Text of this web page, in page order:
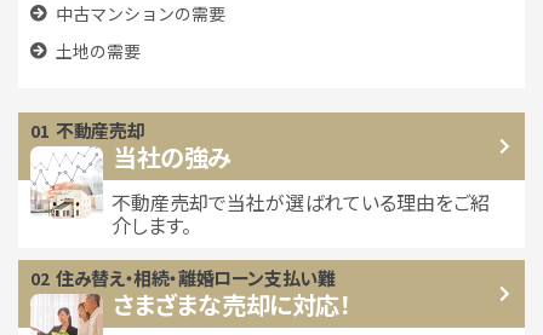
中古マンションの需要
土地の需要
不動産売却
当社の強み
不動産売却で当社が選ばれている理由をご紹
介します。
住み替え・相続・離婚ローン支払い難
さまざまな売却に対応！